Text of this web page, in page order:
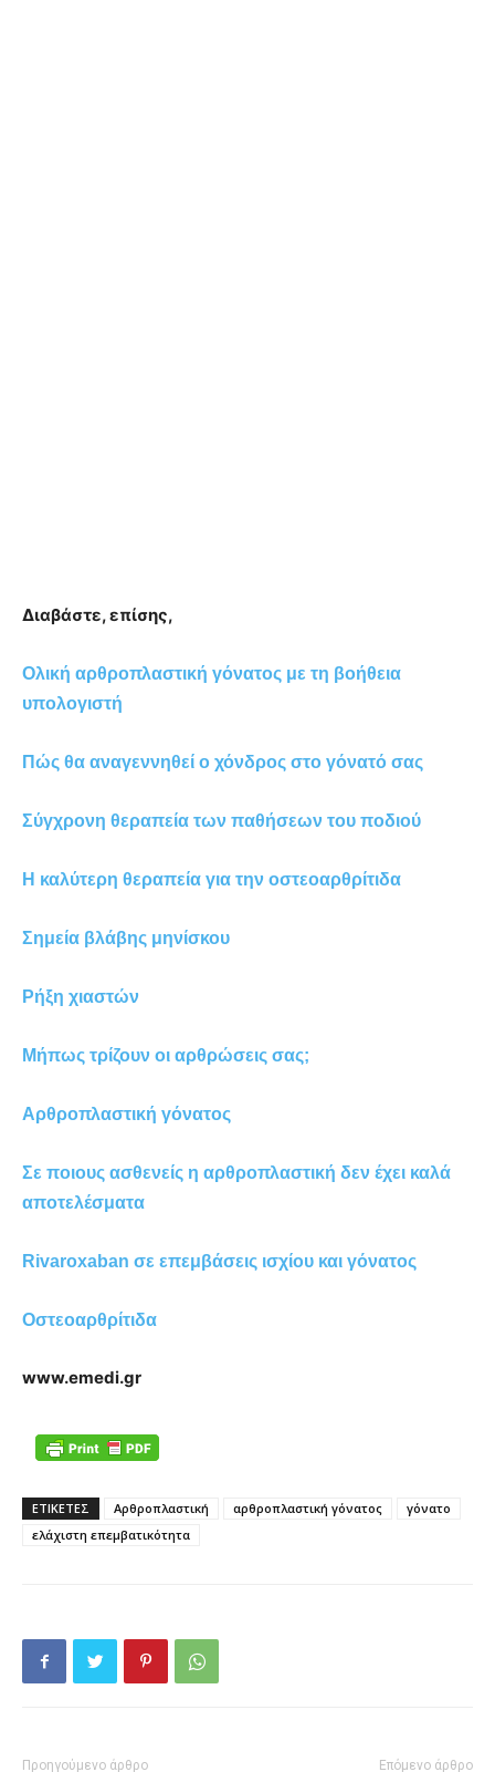
Διαβάστε, επίσης,
Ολική αρθροπλαστική γόνατος με τη βοήθεια
υπολογιστή
Πώς θα αναγεννηθεί ο χόνδρος στο γόνατό σας
Σύγχρονη θεραπεία των παθήσεων του ποδιού
Η καλύτερη θεραπεία για την οστεοαρθρίτιδα
Σημεία βλάβης μηνίσκου
Ρήξη χιαστών
Μήπως τρίζουν οι αρθρώσεις σας;
Αρθροπλαστική γόνατος
Σε ποιους ασθενείς η αρθροπλαστική δεν έχει καλά
αποτελέσματα
Rivaroxaban σε επεμβάσεις ισχίου και γόνατος
Oστεοαρθρίτιδα
www.emedi.gr
ΕΤΙΚΕΤΕΣ Αρθροπλαστική αρθροπλαστική γόνατος
γόνατο
ελάχιστη επεμβατικότητα
Προηγούμενο άρθρο Επόμενο άρθρο